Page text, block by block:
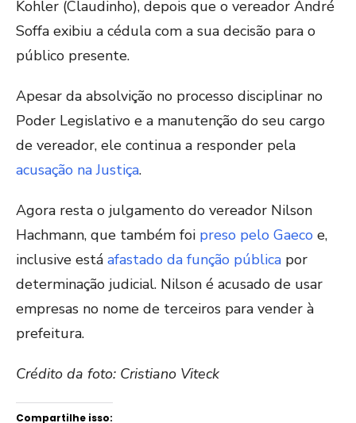
Kohler (Claudinho), depois que o vereador André
Soffa exibiu a cédula com a sua decisão para o
público presente.
Apesar da absolvição no processo disciplinar no
Poder Legislativo e a manutenção do seu cargo
de vereador, ele continua a responder pela
acusação na Justiça.
Agora resta o julgamento do vereador Nilson
Hachmann, que também foi preso pelo Gaeco e,
inclusive está afastado da função pública por
determinação judicial. Nilson é acusado de usar
empresas no nome de terceiros para vender à
prefeitura.
Crédito da foto: Cristiano Viteck
Compartilhe isso: